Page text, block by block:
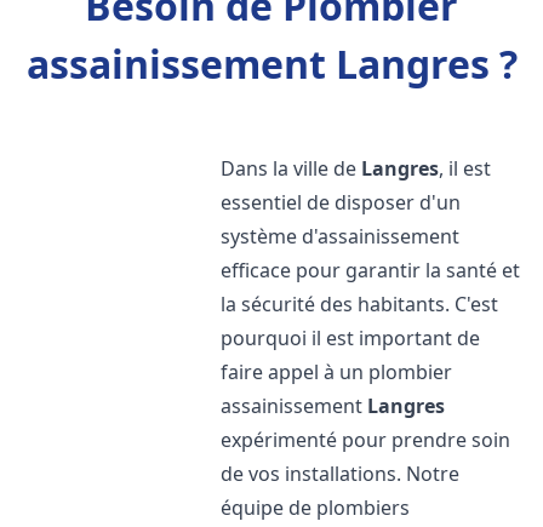
assainissement Langres ?
Dans la ville de Langres, il est
essentiel de disposer d'un
système d'assainissement
efficace pour garantir la santé et
la sécurité des habitants. C'est
pourquoi il est important de
faire appel à un plombier
assainissement Langres
expérimenté pour prendre soin
de vos installations. Notre
équipe de plombiers